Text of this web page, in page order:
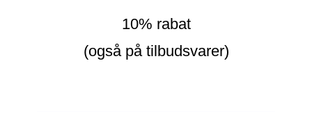
10% rabat
(også på tilbudsvarer)